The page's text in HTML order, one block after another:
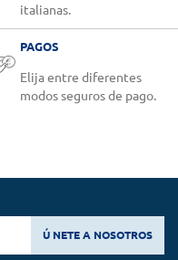
italianas.
PAGOS
Elija entre diferentes
modos seguros de pago.
Ú NETE A NOSOTROS